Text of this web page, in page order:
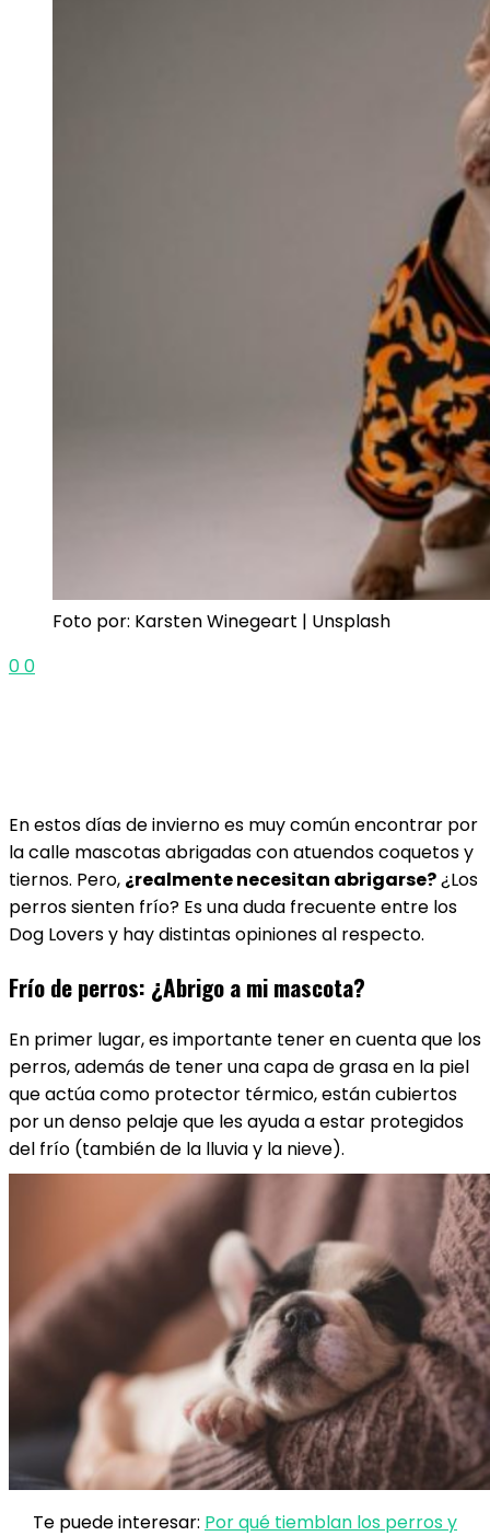
Foto por: Karsten Winegeart | Unsplash
00
En estos días de invierno es muy común encontrar por
la calle mascotas abrigadas con atuendos coquetos y
tiernos. Pero, ¿realmente necesitan abrigarse?¿Los
perros sienten frío? Es una duda frecuente entre los
Dog Lovers y hay distintas opiniones al respecto.
Frío de perros: ¿Abrigo a mi mascota?
En primer lugar, es importante tener en cuenta que los
perros, además de tener una capa de grasa en la piel
que actúa como protector térmico, están cubiertos
por un denso pelaje que les ayuda a estar protegidos
del frío (también de la lluvia y la nieve).
Te puede interesar: Por qué tiemblan los perros y